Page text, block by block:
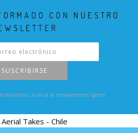
CON NUESTRO
SUSCRIBIRSE
nosotros, nunca le enviaremos spam